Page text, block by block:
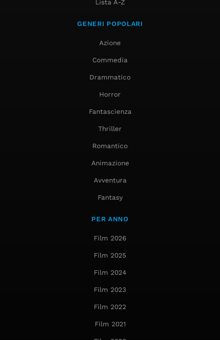
Lista A-Z
GENERI POPOLARI
Azione
Commedia
Drammatico
Horror
Fantascienza
Thriller
Romantico
Animazione
Avventura
Fantasy
PER ANNO
Film 2026
Film 2025
Film 2024
Film 2023
Film 2022
Film 2021